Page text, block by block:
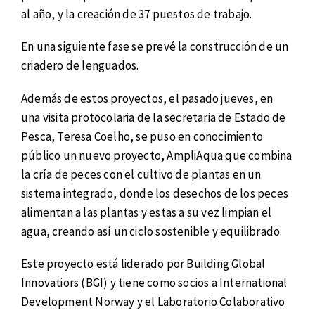
al año, y la creación de 37 puestos de trabajo.
En una siguiente fase se prevé la construcción de un
criadero de lenguados.
Además de estos proyectos, el pasado jueves, en
una visita protocolaria de la secretaria de Estado de
Pesca, Teresa Coelho, se puso en conocimiento
público un nuevo proyecto, AmpliAqua que combina
la cría de peces con el cultivo de plantas en un
sistema integrado, donde los desechos de los peces
alimentan a las plantas y estas a su vez limpian el
agua, creando así un ciclo sostenible y equilibrado.
Este proyecto está liderado por Building Global
Innovatiors (BGI) y tiene como socios a International
Development Norway y el Laboratorio Colaborativo